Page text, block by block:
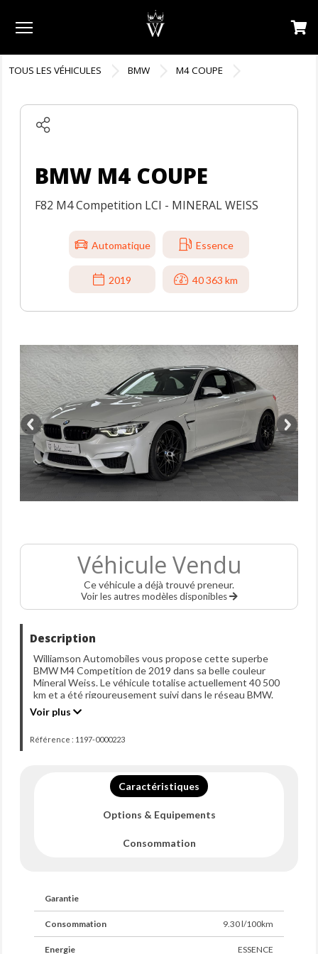
TOUS LES VÉHICULES BMW M4 COUPE
BMW M4 COUPE
F82 M4 Competition LCI - MINERAL WEISS
Automatique Essence
2019 40 363 km
Véhicule Vendu
Ce véhicule a déjà trouvé preneur.
Voir les autres modèles disponibles
Description
Williamson Automobiles vous propose cette superbe
BMW M4 Competition de 2019 dans sa belle couleur
Mineral Weiss. Le véhicule totalise actuellement 40 500
km et a été rigoureusement suivi dans le réseau BMW.
Une auto 100% d'origine d'un point de vue mécanique.
C'est une seconde main d'origine allemande, en France
- Sièges chauffants, électrique et à mémoire de position
- Suspensions pilotées
- Affichage tête haute
- Régulateur / limiteur de vitesse
- Capteurs d'angle mort
- Lecture des panneaux de signalisation
- Feux LED adaptatifs
Voir plus
Référence : 1197-0000223
Caractéristiques
Options & Equipements
Consommation
Garantie
Consommation 9.30 l/100km
Energie ESSENCE